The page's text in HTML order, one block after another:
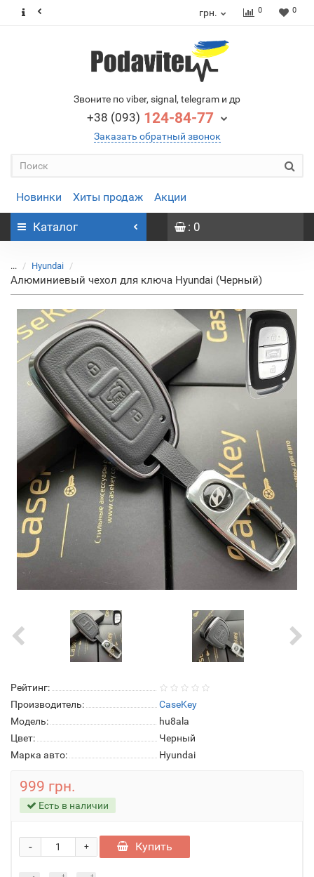
грн. 0 0
Звоните по viber, signal, telegram и др
+38 (093) 124-84-77
Заказать обратный звонок
Новинки Хиты продаж Акции
Каталог : 0
... Hyundai
Алюминиевый чехол для ключа Hyundai (Черный)
Рейтинг:
Производитель:
CaseKey
Модель:
hu8ala
Цвет:
Черный
Марка авто:
Hyundai
999 грн.
Есть в наличии
+
- Купить